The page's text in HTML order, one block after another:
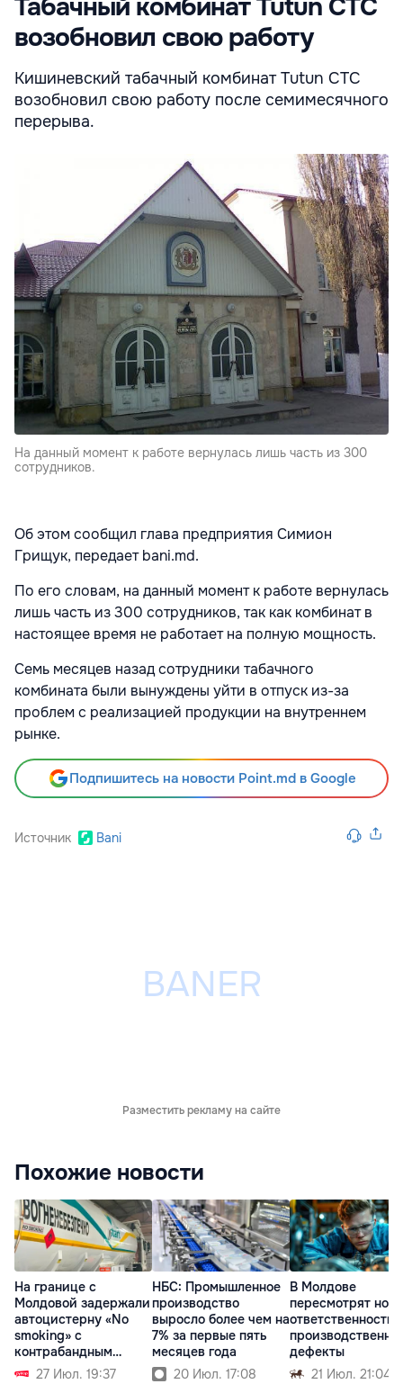
Табачный комбинат Tutun CTC
возобновил свою работу
Кишиневский табачный комбинат Tutun CTC
возобновил свою работу после семимесячного
перерыва.
На данный момент к работе вернулась лишь часть из 300
сотрудников.
Об этом сообщил глава предприятия Симион
Грищук, передает bani.md.
По его словам, на данный момент к работе вернулась
лишь часть из 300 сотрудников, так как комбинат в
настоящее время не работает на полную мощность.
Семь месяцев назад сотрудники табачного
комбината были вынуждены уйти в отпуск из-за
проблем с реализацией продукции на внутреннем
рынке.
Подпишитесь на новости Point.md в Google
Источник Bani
Разместить рекламу на сайте
Похожие новости
На границе с
Молдовой задержали
автоцистерну «No
smoking» с
контрабандным
табаком
27 Июл. 19:37
НБС: Промышленное
производство
выросло более чем на
7% за первые пять
месяцев года
20 Июл. 17:08
В Молдове
пересмотрят
ответственности
дефекты
21 Июл. 21:04